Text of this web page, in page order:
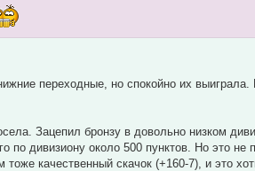
переходные, но спокойно их
Зацепил бронзу в довольно низком
по дивизиону около 500 пунктов. Но это не
качественный скачок (+160-7), и это